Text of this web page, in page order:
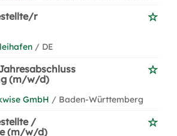
r
/ DE
(m/w/d)
GmbH / Baden-Württemberg
/
(m/w/d)